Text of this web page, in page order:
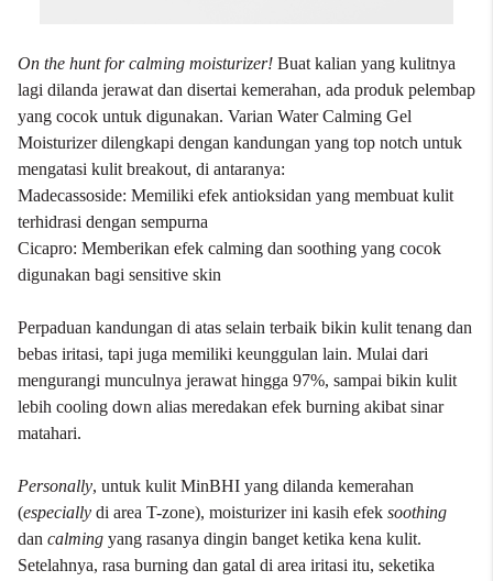
On the hunt for calming moisturizer! Buat kalian yang kulitnya
lagi dilanda jerawat dan disertai kemerahan, ada produk pelembap
yang cocok untuk digunakan. Varian Water Calming Gel
Moisturizer dilengkapi dengan kandungan yang top notch untuk
mengatasi kulit breakout, di antaranya:
Madecassoside: Memiliki efek antioksidan yang membuat kulit
terhidrasi dengan sempurna
Cicapro: Memberikan efek calming dan soothing yang cocok
digunakan bagi sensitive skin
Perpaduan kandungan di atas selain terbaik bikin kulit tenang dan
bebas iritasi, tapi juga memiliki keunggulan lain. Mulai dari
mengurangi munculnya jerawat hingga 97%, sampai bikin kulit
lebih cooling down alias meredakan efek burning akibat sinar
matahari.
Personally, untuk kulit MinBHI yang dilanda kemerahan
(especially di area T-zone), moisturizer ini kasih efek soothing
dan calming yang rasanya dingin banget ketika kena kulit.
Setelahnya, rasa burning dan gatal di area iritasi itu, seketika